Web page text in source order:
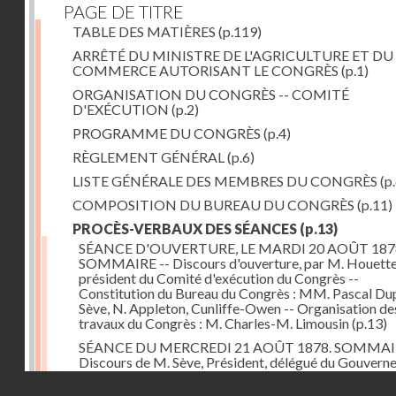
PAGE DE TITRE
TABLE DES MATIÈRES (p.119)
ARRÊTÉ DU MINISTRE DE L'AGRICULTURE ET DU
COMMERCE AUTORISANT LE CONGRÈS (p.1)
ORGANISATION DU CONGRÈS -- COMITÉ
D'EXÉCUTION (p.2)
PROGRAMME DU CONGRÈS (p.4)
RÈGLEMENT GÉNÉRAL (p.6)
LISTE GÉNÉRALE DES MEMBRES DU CONGRÈS
COMPOSITION DU BUREAU DU CONGRÈS (p.11)
PROCÈS-VERBAUX DES SÉANCES (p.13)
SÉANCE D'OUVERTURE, LE MARDI 20 AOÛT
SOMMAIRE -- Discours d'ouverture, par M.
président du Comité d'exécution du Congrès --
Constitution du Bureau du Congrès : MM. Pascal
Sève, N. Appleton, Cunliffe-Owen -- Organisation
travaux du Congrès : M. Charles-M. Limousin(p.13)
SÉANCE DU MERCREDI 21 AOÛT 1878.
Discours de M. Sève, Président, délégué du
belge -- Lecture et adoption du procès-verbal de la